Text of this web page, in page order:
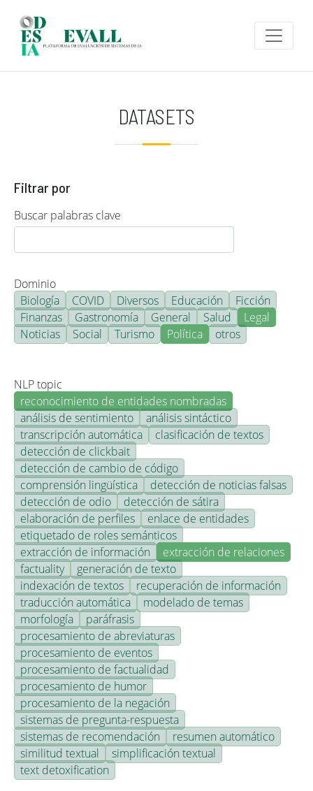
DATASETS
Filtrar por
Buscar palabras clave
Dominio
Biología
COVID Diversos Educación
Ficción
Finanzas
Gastronomía General Salud
Legal
Noticias
Social Turismo Política otros
NLP topic
reconocimiento de entidades nombradas
análisis de sentimiento
análisis sintáctico
transcripción automática
clasificación de textos
detección de clickbait
detección de cambio de código
comprensión lingüística
detección de noticias falsas
detección de odio
detección de sátira
elaboración de perfiles
enlace de entidades
etiquetado de roles semánticos
extracción de información
extracción de relaciones
factuality
generación de texto
indexación de textos
recuperación de información
traducción automática
modelado de temas
morfología
paráfrasis
procesamiento de abreviaturas
procesamiento de eventos
procesamiento de factualidad
procesamiento de humor
procesamiento de la negación
sistemas de pregunta-respuesta
sistemas de recomendación
resumen automático
similitud textual
simplificación textual
text detoxification